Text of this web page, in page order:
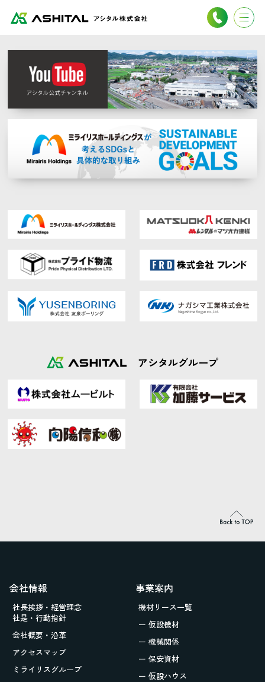
アシタルグループ
会社情報
社長挨拶・経営理念
社是・行動指針
会社概要・沿革
アクセスマップ
ミライリスグループ
事業案内
機材リース一覧
ー 仮設機材
ー 機械関係
ー 保安資材
ー 仮設ハウス